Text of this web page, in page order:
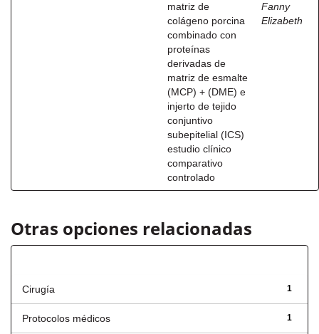
matriz de
colágeno porcina
combinado con
proteínas
derivadas de
matriz de esmalte
(MCP) + (DME) e
injerto de tejido
conjuntivo
subepitelial (ICS)
estudio clínico
comparativo
controlado
Fanny
Elizabeth
Otras opciones relacionadas
1
Cirugía
1
Protocolos médicos